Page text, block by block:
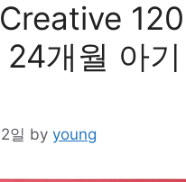
24개월 아
일 by young